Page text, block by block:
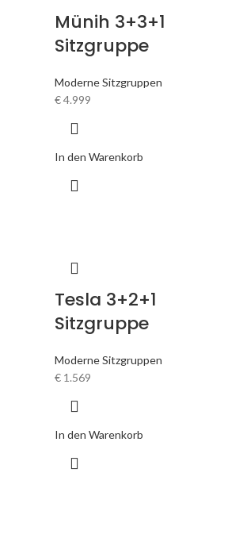
Münih 3+3+1
Sitzgruppe
Moderne Sitzgruppen
€4.999
In den Warenkorb
Tesla 3+2+1
Sitzgruppe
Moderne Sitzgruppen
€ 1.569
In den Warenkorb